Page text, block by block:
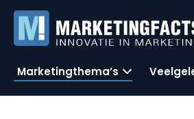
Marketingthema’s